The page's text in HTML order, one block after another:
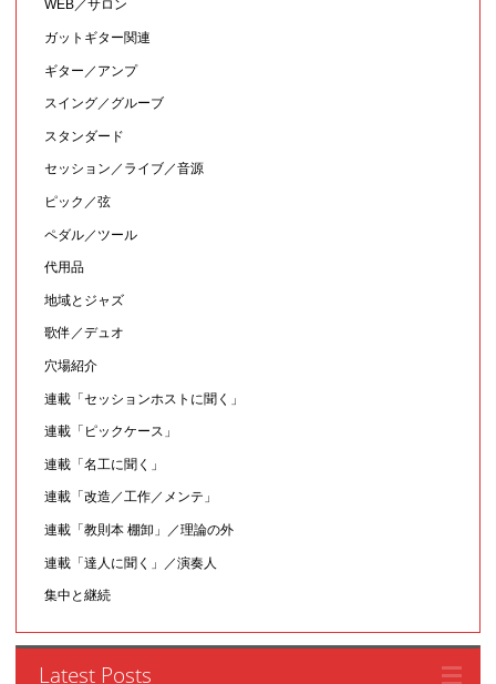
WEB／サロン
ガットギター関連
ギター／アンプ
スイング／グルーブ
スタンダード
セッション／ライブ／音源
ピック／弦
ペダル／ツール
代用品
地域とジャズ
歌伴／デュオ
穴場紹介
連載「セッションホストに聞く」
連載「ピックケース」
連載「名工に聞く」
連載「改造／工作／メンテ」
連載「教則本 棚卸」／理論の外
連載「達人に聞く」／演奏人
集中と継続
Latest Posts